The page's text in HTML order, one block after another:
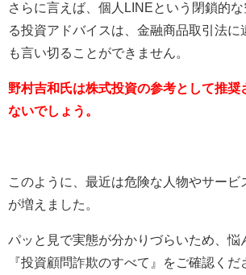
さらに言えば、個人LINEという閉鎖的
る投資アドバイスは、金融商品取引法に
も言い切ることができません。
野村吉和氏は株式投資の参考として推奨
ないでしょう。
このように、最近は危険な人物やサービ
が増えました。
パッと見で実態が分かりづらいため、悩
『投資顧問詐欺のすべて』をご確認くだ